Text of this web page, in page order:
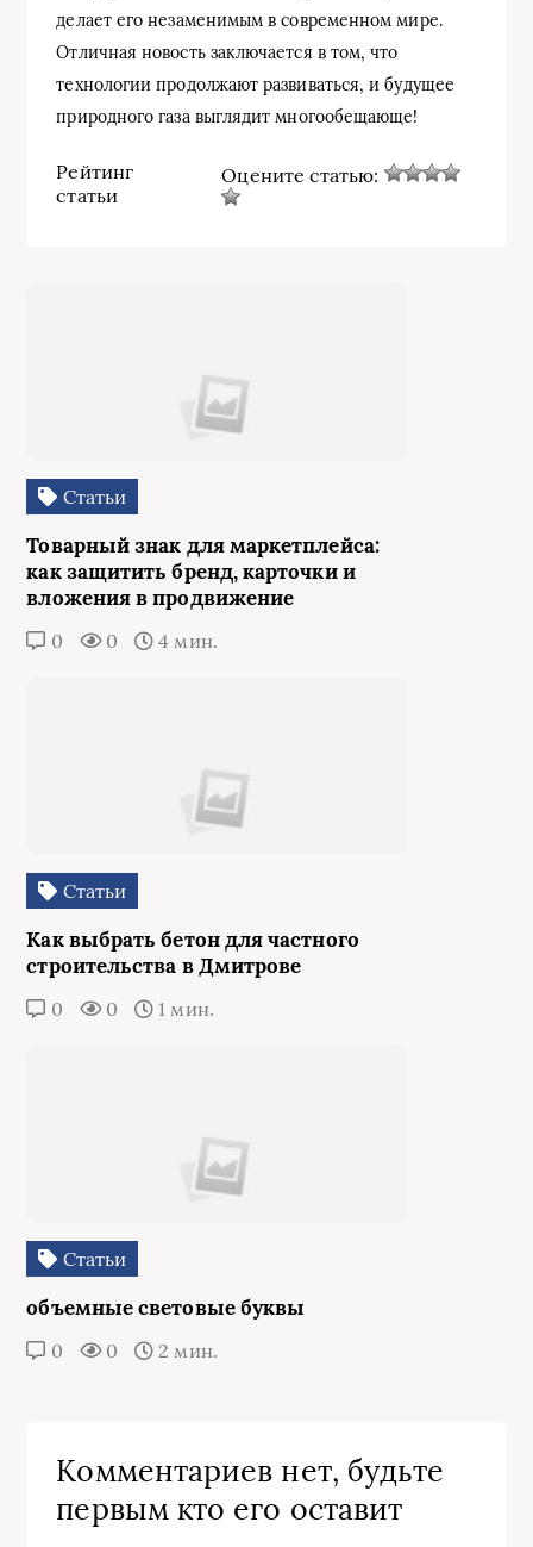
делает его незаменимым в современном мире.
Отличная новость заключается в том, что
технологии продолжают развиваться, и будущее
природного газа выглядит многообещающе!
Рейтинг
статьи
Оцените статью:
Статьи
Товарный знак для маркетплейса:
как защитить бренд, карточки и
вложения в продвижение
0 0 4 мин.
Статьи
Как выбрать бетон для частного
строительства в Дмитрове
0 0 1 мин.
Статьи
объемные световые буквы
0 0 2 мин.
Комментариев нет, будьте
первым кто его оставит